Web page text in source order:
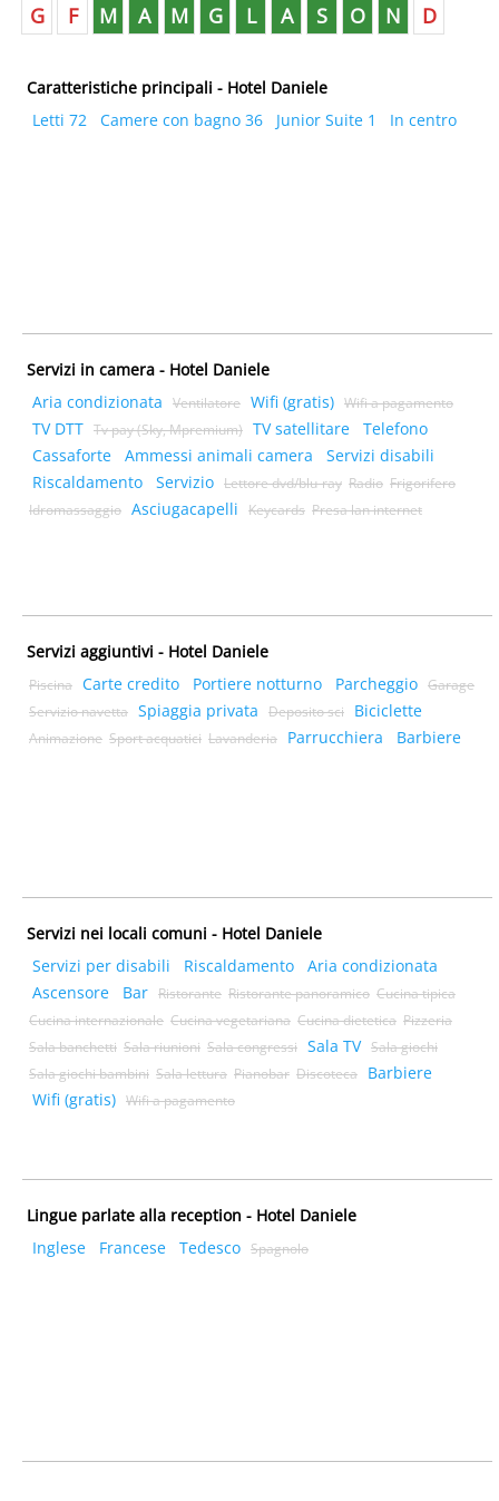
G F M A M G L A S O N D
Caratteristiche principali - Hotel Daniele
Letti 72
Camere con bagno 36 Junior Suite 1 In centro
Servizi in camera - Hotel Daniele
Aria condizionata
Ventilatore Wifi (gratis) Wifi a pagamento
TV DTT Tv pay (Sky, Mpremium) TV satellitare
Telefono
Cassaforte
Ammessi animali camera
Servizi disabili
Riscaldamento
Servizio Lettore dvd/blu-ray Radio Frigorifero
Idromassaggio Asciugacapelli Keycards Presa lan internet
Servizi aggiuntivi - Hotel Daniele
Piscina Carte credito Portiere notturno Parcheggio Garage
Servizio navetta Spiaggia privata Deposito sci Biciclette
Animazione Sport acquatici Lavanderia Parrucchiera Barbiere
Servizi nei locali comuni - Hotel Daniele
Servizi per disabili
Riscaldamento
Aria condizionata
Ascensore
Bar Ristorante Ristorante panoramico Cucina tipica
Cucina internazionale Cucina vegetariana Cucina dietetica Pizzeria
Sala banchetti Sala riunioni Sala congressi Sala TV Sala giochi
Sala giochi bambini Sala lettura Pianobar Discoteca
Barbiere
Wifi (gratis) Wifi a pagamento
Lingue parlate alla reception - Hotel Daniele
Inglese
Francese Tedesco Spagnolo